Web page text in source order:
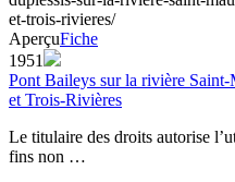
et-trois-rivieres/
AperçuFiche
1951
Pont Baileys sur la rivière
et Trois-Rivières
Le titulaire des droits autorise
fins non …